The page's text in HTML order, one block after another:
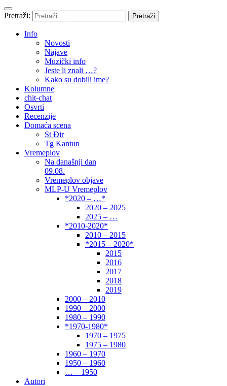
1960 – 1970
1950 – 1960
Autori
Pretraži:
Info
Novosti
Najave
Muzički info
Jeste li znali …?
Kako su dobili ime?
Kolumne
chit-chat
Osvrti
Recenzije
Domaća scena
St Đir
Tg Kantun
Vremeplov
Na današnji dan
09.08.
Vremeplov objave
MLP-U Vremeplov
*2020 – …*
2020 – 2025
2025 – …
*2010-2020*
2010 – 2015
*2015 – 2020*
2015
2016
2017
2018
2019
2000 – 2010
1990 – 2000
1980 – 1990
*1970-1980*
1970 – 1975
1975 – 1980
1960 – 1970
1950 – 1960
… – 1950
Autori